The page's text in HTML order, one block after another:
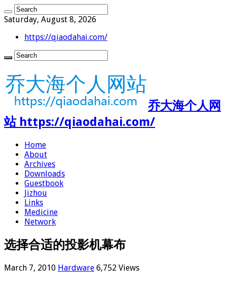
Saturday, August 8, 2026
https://qiaodahai.com/
乔大海个人网
站 https://qiaodahai.com/
Home
About
Archives
Downloads
Guestbook
Jizhou
Links
Medicine
Network
选择合适的投影机幕布
March 7, 2010 Hardware 6,752 Views